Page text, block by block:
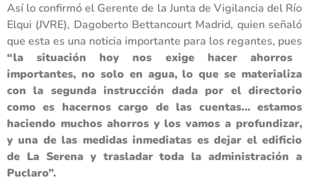
Así lo confirmó el Gerente de la Junta de Vigilancia del Río
Elqui (JVRE), Dagoberto Bettancourt Madrid, quien señaló
que esta es una noticia importante para los regantes, pues
“la situación hoy nos exige hacer ahorros
importantes, no solo en agua, lo que se materializa
con la segunda instrucción dada por el directorio
como es hacernos cargo de las cuentas… estamos
haciendo muchos ahorros y los vamos a profundizar,
y una de las medidas inmediatas es dejar el edificio
de La Serena y trasladar toda la administración a
Puclaro”.